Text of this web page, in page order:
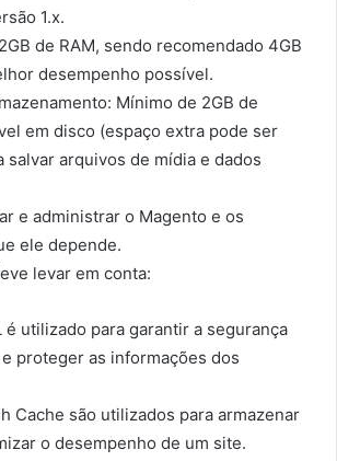
1.x.
de RAM, sendo recomendado 4GB
desempenho possível.
Mínimo de 2GB de
em disco (espaço extra pode ser
salvar arquivos de mídia e dados
e administrar o Magento e os
ele depende.
levar em conta:
é utilizado para garantir a segurança
proteger as informações dos
Cache são utilizados para armazenar
o desempenho de um site.